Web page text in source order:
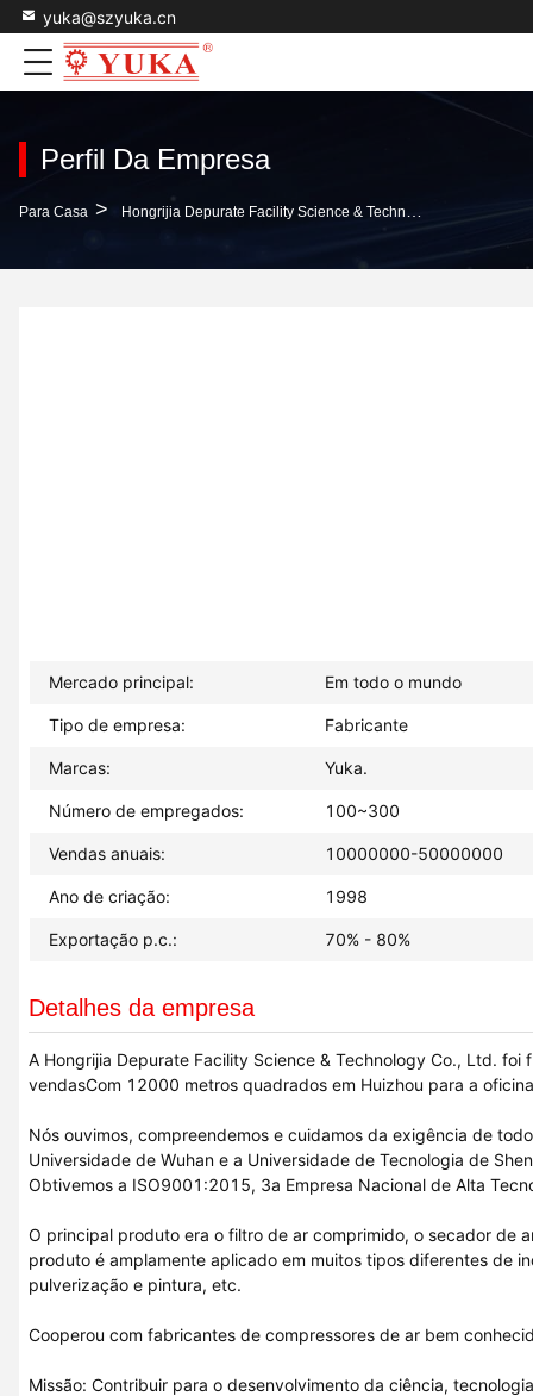
yuka@szyuka.cn
Perfil Da Empresa
Para Casa > Hongrijia Depurate Facility Science & Technology Co., Ltd. Perfil Da Empresa
Mercado principal: Em todo o mundo
Tipo de empresa: Fabricante
Marcas: Yuka.
Número de empregados: 100~300
Vendas anuais: 10000000-50000000
Ano de criação: 1998
Exportação p.c.: 70% - 80%
Detalhes da empresa
A Hongrijia Depurate Facility Science & Technology Co., Ltd.
vendasCom 12000 metros quadrados em Huizhou para a
Nós ouvimos, compreendemos e cuidamos da exigência de
Universidade de Wuhan e a Universidade de Tecnologia de
Obtivemos a ISO9001:2015, 3a Empresa Nacional de Alta
O principal produto era o filtro de ar comprimido, o secador de
produto é amplamente aplicado em muitos tipos diferentes de
pulverização e pintura, etc.
Cooperou com fabricantes de compressores de ar bem
Missão: Contribuir para o desenvolvimento da ciência,